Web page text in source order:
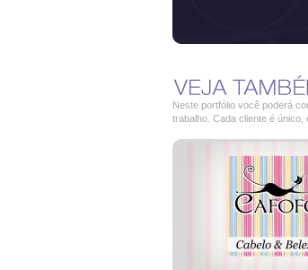
Neste portfólio você poderá
trabalho. Cada cliente é